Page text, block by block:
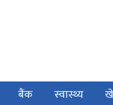
बैंक स्वास्थ्य